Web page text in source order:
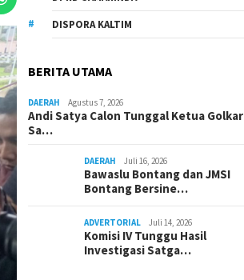
DISPORA KALTIM
BERITA UTAMA
DAERAH Agustus 7, 2026
Andi Satya Calon Tunggal Ketua Golkar
Sa…
DAERAH Juli 16, 2026
Bawaslu Bontang dan JMSI
Bontang Bersine…
ADVERTORIAL Juli 14, 2026
Komisi IV Tunggu Hasil
Investigasi Satga…